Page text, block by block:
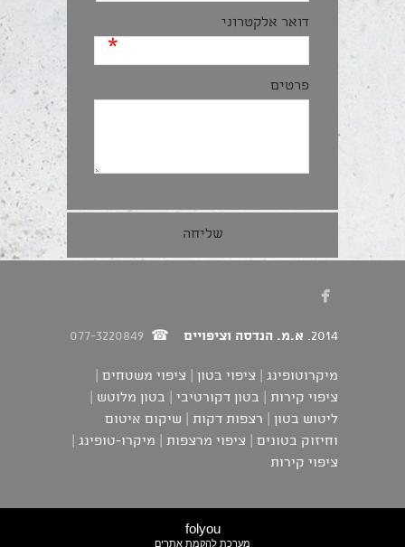
דואר אלקטרוני
*
פרטים

2014. א.מ. הנדסה וציפויים ☎
077-3220849
מיקרוטופינג | ציפוי בטון | ציפוי משטחים |
ציפוי קירות | בטון דקורטיבי | בטון מלוטש |
ליטוש בטון | רצפות דקות | שיקום איטום
וחיזוק בטונים | ציפוי מרצפות | מיקרו-טופינג |
ציפוי קירות
folyou
מערכת להקמת אתרים